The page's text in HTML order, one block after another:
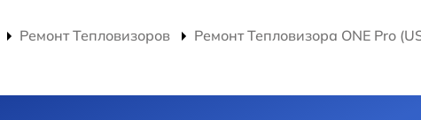
Ремонт Тепловизоров
Ремонт Тепловизора ONE Pro